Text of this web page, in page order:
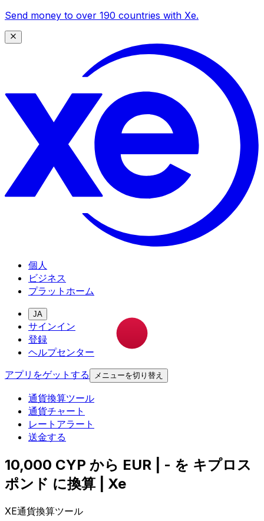
Send money to over 190 countries with Xe.
個人
ビジネス
プラットホーム
JA
サインイン
登録
ヘルプセンター
アプリをゲットする
メニューを切り替え
通貨換算ツール
通貨チャート
レートアラート
送金する
10,000 CYP から EUR | - を キプロス
ポンド に換算 | Xe
XE通貨換算ツール